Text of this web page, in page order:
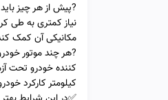
?پیش از هر چیز
نیاز کمتری به طی
مکانیکی آن کمک
?هر چند موتور
کننده خودرو تحت
کیلومتر کارکرد خودرو به حدود 700، از فشار